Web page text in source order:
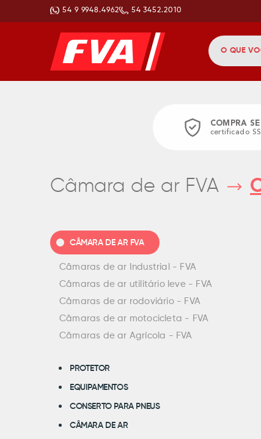
54 9 9948.4962 54 3452.2010
COMPRA
certificado
Câmara de ar FVA
CÂMARA DE AR FVA
Câmaras de ar Industrial - FVA
Câmaras de ar utilitário leve - FVA
Câmaras de ar rodoviário - FVA
Câmaras de ar motocicleta - FVA
Câmaras de ar Agrícola - FVA
PROTETOR
EQUIPAMENTOS
CONSERTO PARA PNEUS
CÂMARA DE AR